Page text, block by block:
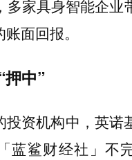
多家具身智能企业
面回报。
押中”
投资机构中，英诺
蓝鲨财经社」不